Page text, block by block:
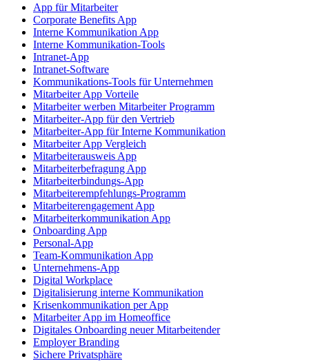
App für Mitarbeiter
Corporate Benefits App
Interne Kommunikation App
Interne Kommunikation-Tools
Intranet-App
Intranet-Software
Kommunikations-Tools für Unternehmen
Mitarbeiter App Vorteile
Mitarbeiter werben Mitarbeiter Programm
Mitarbeiter-App für den Vertrieb
Mitarbeiter-App für Interne Kommunikation
Mitarbeiter App Vergleich
Mitarbeiterausweis App
Mitarbeiterbefragung App
Mitarbeiterbindungs-App
Mitarbeiterempfehlungs-Programm
Mitarbeiterengagement App
Mitarbeiterkommunikation App
Onboarding App
Personal-App
Team-Kommunikation App
Unternehmens-App
Digital Workplace
Digitalisierung interne Kommunikation
Krisenkommunikation per App
Mitarbeiter App im Homeoffice
Digitales Onboarding neuer Mitarbeitender
Employer Branding
Sichere Privatsphäre